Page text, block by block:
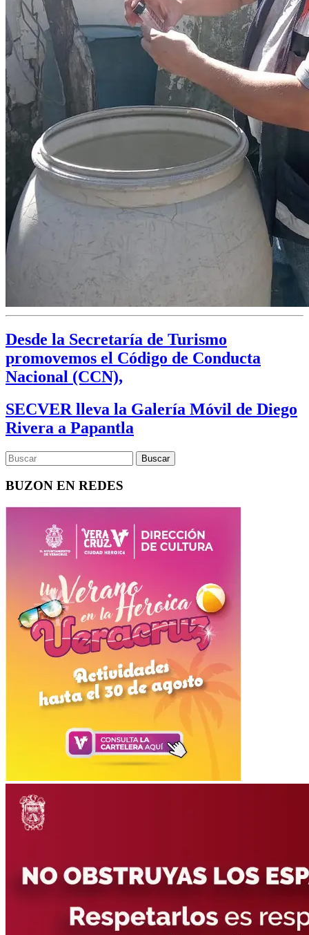
Desde la Secretaría de Turismo
promovemos el Código de Conducta
Nacional (CCN),
SECVER lleva la Galería Móvil de Diego
Rivera a Papantla
BUZON EN REDES